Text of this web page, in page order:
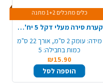
כלים מתכלים 1+2 מתנה
קערת סירה מעלי דקל 5 יח' - בינוני
מידה: עומק 2 ס"מ, אורך 22 ס"מ
כמות בחבילה: 5
₪15.90
הוספה לסל